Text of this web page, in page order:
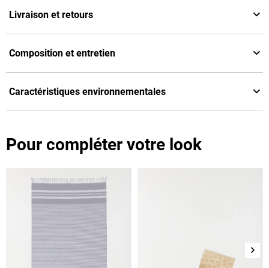
Livraison et retours
Composition et entretien
Caractéristiques environnementales
Pour compléter votre look